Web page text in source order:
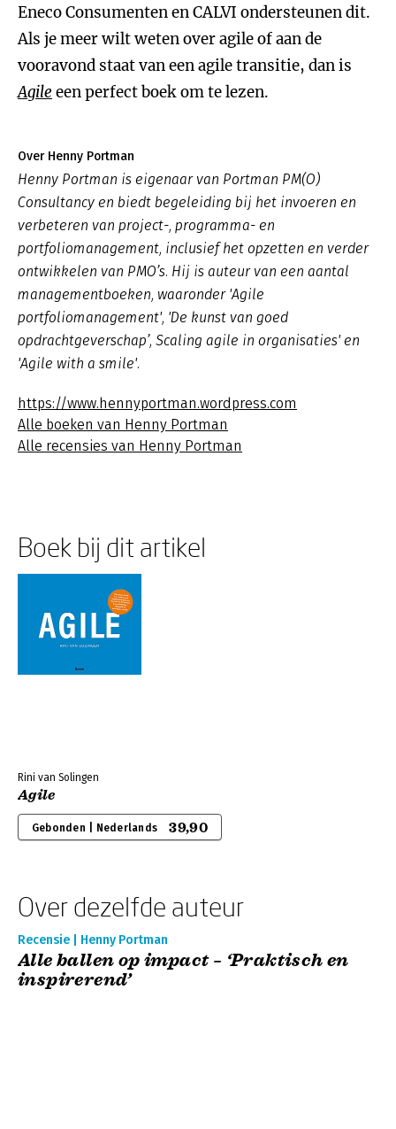
Eneco Consumenten en CALVI ondersteunen dit.
Als je meer wilt weten over agile of aan de
vooravond staat van een agile transitie, dan is
Agile een perfect boek om te lezen.
Over Henny Portman
Henny Portman is eigenaar van Portman PM(O)
Consultancy en biedt begeleiding bij het invoeren en
verbeteren van project-, programma- en
portfoliomanagement, inclusief het opzetten en verder
ontwikkelen van PMO’s. Hij is auteur van een aantal
managementboeken, waaronder 'Agile
portfoliomanagement', 'De kunst van goed
opdrachtgeverschap’, Scaling agile in organisaties' en
'Agile with a smile'.
https://www.hennyportman.wordpress.com
Alle boeken van Henny Portman
Alle recensies van Henny Portman
Boek bij dit artikel
Rini van Solingen
Agile
Gebonden | Nederlands 39,90
Over dezelfde auteur
Recensie | Henny Portman
Alle ballen op impact – ‘Praktisch en
inspirerend’